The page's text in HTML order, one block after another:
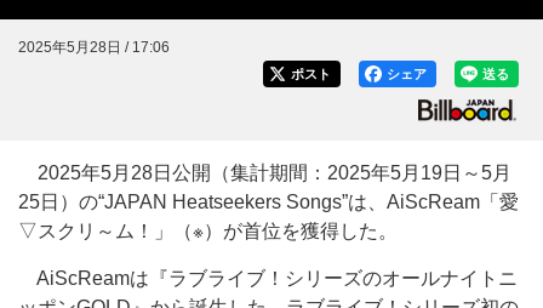
2025年5月28日 / 17:06
送る
シェア
ポスト
2025年5月28日公開（集計期間：2025年5月19日～5月
25日）の“JAPAN Heatseekers Songs”は、AiScReam「愛
▽スクリ～ム！」（※）が首位を獲得した。
AiScReamは『ラブライブ！シリーズのオールナイトニ